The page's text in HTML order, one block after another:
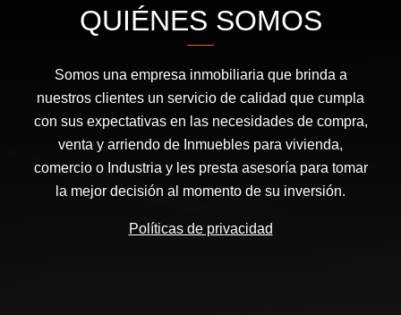
QUIÉNES SOMOS
Somos una empresa inmobiliaria que brinda a
nuestros clientes un servicio de calidad que cumpla
con sus expectativas en las necesidades de compra,
venta y arriendo de Inmuebles para vivienda,
comercio o Industria y les presta asesoría para tomar
la mejor decisión al momento de su inversión.
Políticas de privacidad